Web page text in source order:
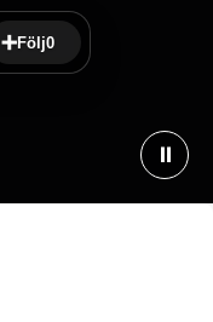
➕Följ0
⏸